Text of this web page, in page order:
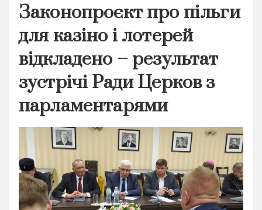
Законопроєкт про пільги
для казіно і лотерей
відкладено – результат
зустрічі Ради Церков з
парламентарями